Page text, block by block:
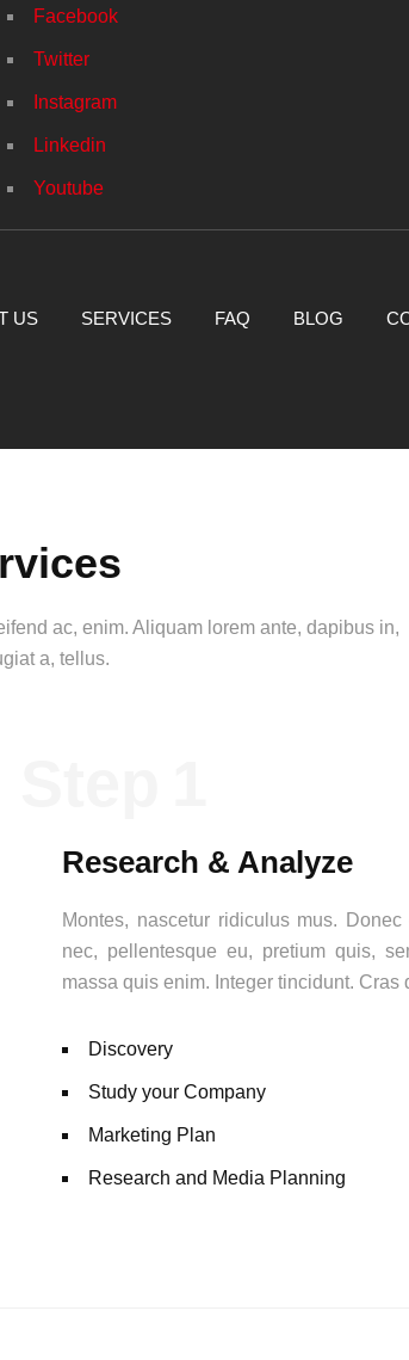
Facebook
Twitter
Instagram
Linkedin
Youtube
US SERVICES FAQ BLOG
ac, enim. Aliquam lorem ante, dapibus in,
a, tellus.
Research & Analyze
Montes, nascetur ridiculus mus.
nec, pellentesque eu, pretium quis,
massa quis enim. Integer tincidunt. Cras
Discovery
Study your Company
Marketing Plan
Research and Media Planning